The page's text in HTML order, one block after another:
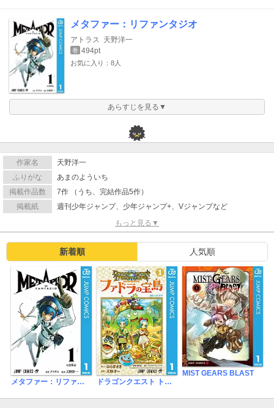
メタファー：リファンタジオ
アトラス 天野洋一
巻 494pt
お気に入り：8人
あらすじを見る▼
作家名
天野洋一
ふりがな
あまのよういち
掲載作品数
7作 （うち、完結作品5作）
掲載紙
週刊少年ジャンプ、少年ジャンプ+、Vジャンプなど
もっと見る▼
新着順 人気順
メタファー：リファンタジオ ドラゴンクエスト トレジャーズ アナザーアドベンチャー ファドラの宝島
MIST GEARS BLAST